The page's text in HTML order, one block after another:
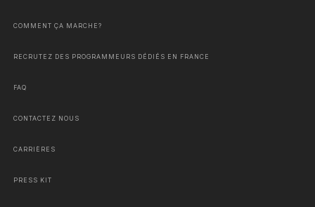
COMMENT ÇA MARCHE?
RECRUTEZ DES PROGRAMMEURS DÉDIÉS EN FRANCE
FAQ
CONTACTEZ NOUS
CARRIÈRES
PRESS KIT